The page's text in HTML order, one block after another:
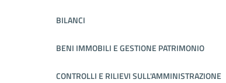
BILANCI
BENI IMMOBILI E GESTIONE PATRIMONIO
CONTROLLI E RILIEVI SULL'AMMINISTRAZIONE